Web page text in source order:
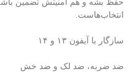
انتخاب‌هاست.
سازگار با آیفون ۱۳ و ۱۴
ضد ضربه، ضد لک و ضد خش